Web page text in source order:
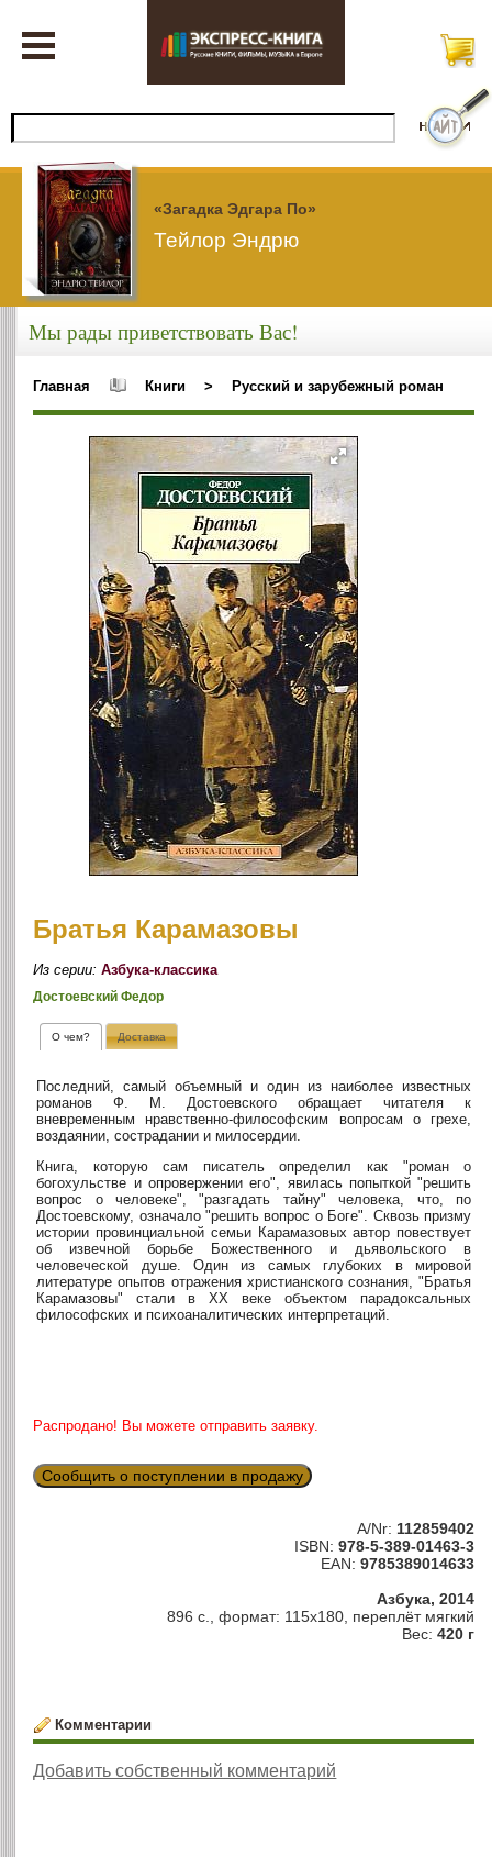
«Загадка Эдгара По»
Тейлор Эндрю
Мы рады приветствовать Вас!
Главная Книги > Русский и зарубежный роман
Братья Карамазовы
Из серии:Азбука-классика
Достоевский Федор
О чем? Доставка
Последний, самый объемный и один из наиболее известных
романов Ф. М. Достоевского обращает читателя к
вневременным нравственно-философским вопросам о грехе,
воздаянии, сострадании и милосердии.
Книга, которую сам писатель определил как "роман о
богохульстве и опровержении его", явилась попыткой "решить
вопрос о человеке", "разгадать тайну" человека, что, по
Достоевскому, означало "решить вопрос о Боге". Сквозь призму
истории провинциальной семьи Карамазовых автор повествует
об извечной борьбе Божественного и дьявольского в
человеческой душе. Один из самых глубоких в мировой
литературе опытов отражения христианского сознания, "Братья
Карамазовы" стали в ХХ веке объектом парадоксальных
философских и психоаналитических интерпретаций.
Распродано! Вы можете отправить заявку.
Сообщить о поступлении в продажу
A/Nr: 112859402
ISBN: 978-5-389-01463-3
EAN: 9785389014633
Азбука, 2014
896 с., формат: 115х180, переплёт мягкий
Вес: 420 г
Комментарии
Добавить собственный комментарий